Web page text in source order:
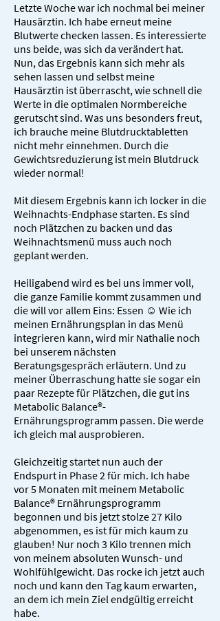
Letzte Woche war ich nochmal bei meiner
Hausärztin. Ich habe erneut meine
Blutwerte checken lassen. Es interessierte
uns beide, was sich da verändert hat.
Nun, das Ergebnis kann sich mehr als
sehen lassen und selbst meine
Hausärztin ist überrascht, wie schnell die
Werte in die optimalen Normbereiche
gerutscht sind. Was uns besonders freut,
ich brauche meine Blutdrucktabletten
nicht mehr einnehmen. Durch die
Gewichtsreduzierung ist mein Blutdruck
wieder normal!
Mit diesem Ergebnis kann ich locker in die
Weihnachts-Endphase starten. Es sind
noch Plätzchen zu backen und das
Weihnachtsmenü muss auch noch
geplant werden.
Heiligabend wird es bei uns immer voll,
die ganze Familie kommt zusammen und
die will vor allem Eins: Essen ☺ Wie ich
meinen Ernährungsplan in das Menü
integrieren kann, wird mir Nathalie noch
bei unserem nächsten
Beratungsgespräch erläutern. Und zu
meiner Überraschung hatte sie sogar ein
paar Rezepte für Plätzchen, die gut ins
Metabolic Balance®-
Ernährungsprogramm passen. Die werde
ich gleich mal ausprobieren.
Gleichzeitig startet nun auch der
Endspurt in Phase 2 für mich. Ich habe
vor 5 Monaten mit meinem Metabolic
Balance® Ernährungsprogramm
begonnen und bis jetzt stolze 27 Kilo
abgenommen, es ist für mich kaum zu
glauben! Nur noch 3 Kilo trennen mich
von meinem absoluten Wunsch- und
Wohlfühlgewicht. Das rocke ich jetzt auch
noch und kann den Tag kaum erwarten,
an dem ich mein Ziel endgültig erreicht
habe.